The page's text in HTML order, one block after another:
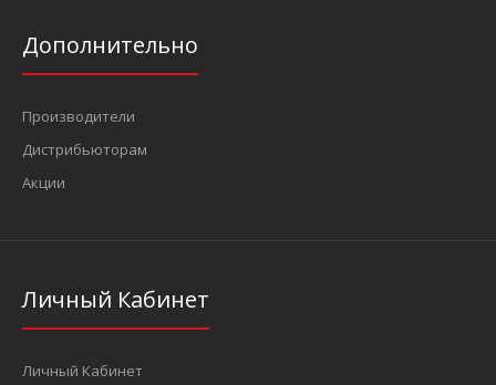
Дополнительно
Производители
Дистрибьюторам
Акции
Личный Кабинет
Личный Кабинет